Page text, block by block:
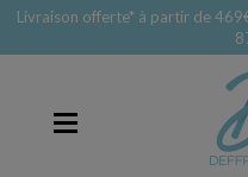
Livraison offerte* à partir de